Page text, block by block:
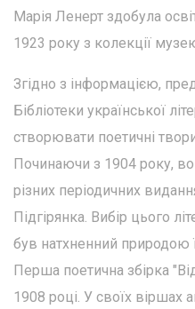
Марія Ленерт здобула
1923 року з колекції
Згідно з інформацією,
Бібліотеки української
створювати поетичні
Починаючи з 1904 року,
різних періодичних
Підгірянка. Вибір цього
був натхненний природою
Перша поетична збірка
1908 році. У своїх віршах